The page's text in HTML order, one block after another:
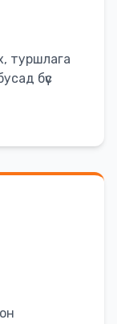
туршлага
бүс